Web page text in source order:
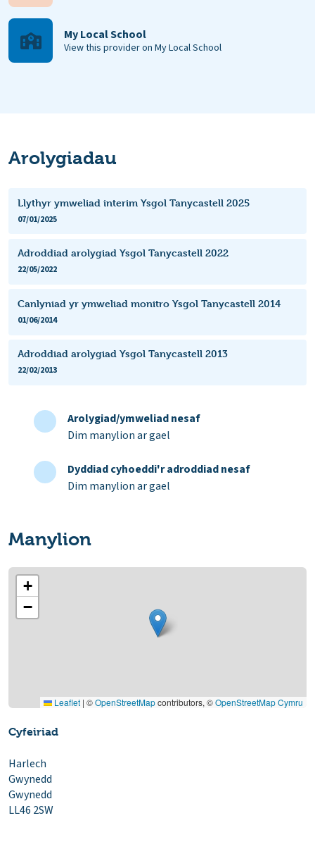
My Local School
View this provider on My Local School
Arolygiadau
Llythyr ymweliad interim Ysgol Tanycastell 2025
07/01/2025
Adroddiad arolygiad Ysgol Tanycastell 2022
22/05/2022
Canlyniad yr ymweliad monitro Ysgol Tanycastell 2014
01/06/2014
Adroddiad arolygiad Ysgol Tanycastell 2013
22/02/2013
Arolygiad/ymweliad nesaf
Dim manylion ar gael
Dyddiad cyhoeddi'r adroddiad nesaf
Dim manylion ar gael
Manylion
+
−
Leaflet | ©OpenStreetMapcontributors, ©OpenStreetMap Cymru
Cyfeiriad
Harlech
Gwynedd
Gwynedd
LL46 2SW